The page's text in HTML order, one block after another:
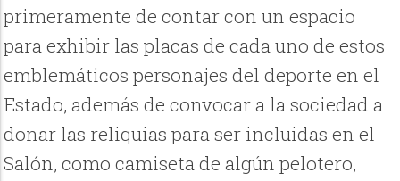
primeramente de contar con un espacio
para exhibir las placas de cada uno de estos
emblemáticos personajes del deporte en el
Estado, además de convocar a la sociedad a
donar las reliquias para ser incluidas en el
Salón, como camiseta de algún pelotero,